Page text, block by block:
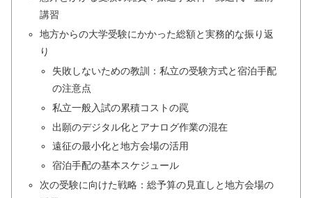
講習
地方からの大学受験にかかった総額と実務的な振り返
り
失敗しないための教訓：私立の受験方式と宿泊手配
の注意点
私立一般入試の累積コストの罠
出願のデジタル化とアナログ作業の混在
遠征の最小化と地方会場の活用
宿泊手配の基本スケジュール
次の受験に向けた戦略：総予算の見直しと地方会場の